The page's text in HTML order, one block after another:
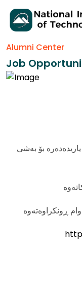
Alumni Center
Job
بۆ بەشی
ڕونکراوەتەوە